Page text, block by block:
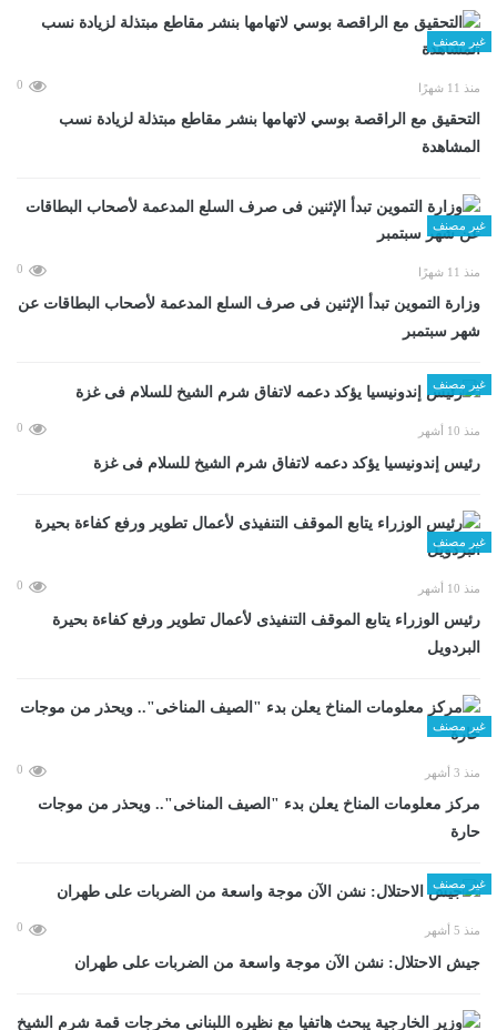
غير مصنف
منذ 11 شهرًا 0
التحقيق مع الراقصة بوسي لاتهامها بنشر مقاطع مبتذلة لزيادة نسب
المشاهدة
غير مصنف
منذ 11 شهرًا 0
وزارة التموين تبدأ الإثنين فى صرف السلع المدعمة لأصحاب البطاقات عن
شهر سبتمبر
غير مصنف
منذ 10 أشهر 0
رئيس إندونيسيا يؤكد دعمه لاتفاق شرم الشيخ للسلام فى غزة
غير مصنف
منذ 10 أشهر 0
رئيس الوزراء يتابع الموقف التنفيذى لأعمال تطوير ورفع كفاءة بحيرة
البردويل
غير مصنف
منذ 3 أشهر 0
مركز معلومات المناخ يعلن بدء "الصيف المناخى".. ويحذر من موجات
حارة
غير مصنف
منذ 5 أشهر 0
جيش الاحتلال: نشن الآن موجة واسعة من الضربات على طهران